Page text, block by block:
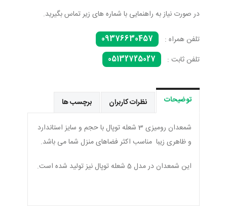
در صورت نیاز به راهنمایی با شماره های زیر تماس بگیرید.
تلفن همراه :
09376630457
تلفن ثابت :
05132725027
توضیحات نظرات کاربران برچسب ها
شمعدان رومیزی 3 شعله توپال با حجم و سایز استاندارد
و ظاهری زیبا مناسب اکثر فضاهای منزل شما می باشد.
این شمعدان در مدل 5 شعله توپال نیز تولید شده است.